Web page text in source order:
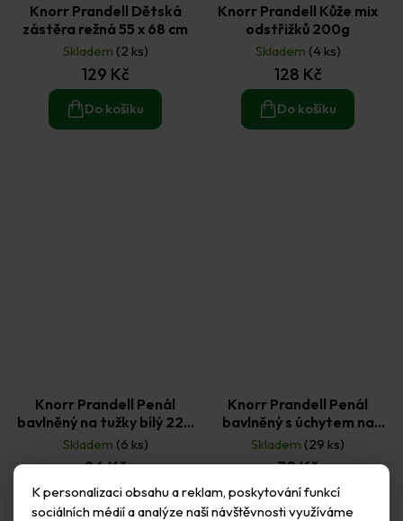
K personalizaci obsahu a reklam, poskytování funkcí
sociálních médií a analýze naší návštěvnosti využíváme
Knorr Prandell Dětská
zástěra režná 55 x 68 cm
Skladem (2 ks)
129 Kč
Do košíku
Knorr Prandell Kůže mix
odstřižků 200g
Skladem (4 ks)
128 Kč
Do košíku
Knorr Prandell Penál
bavlněný na tužky bílý 22 x
6 cm
Skladem (6 ks)
86 Kč
Do košíku
Knorr Prandell Penál
bavlněný s úchytem na
tužky bílý 22 x 6 cm
Skladem (29 ks)
79 Kč
Do košíku